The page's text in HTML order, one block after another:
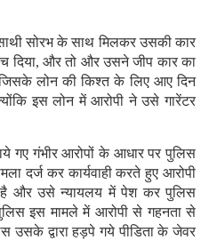
सोरभ के साथ मिलकर उसकी कार
दिया, और तो और उसने जीप कार का
लोन की किश्त के लिए आए दिन
इस लोन में आरोपी ने उसे गारेंटर
गए गंभीर आरोपों के आधार पर पुलिस
दर्ज कर कार्यवाही करते हुए आरोपी
है और उसे न्यायलय में पेश कर पुलिस
इस मामले में आरोपी से गहनता से
उसके द्वारा हड़पे गये पीडिता के जेवर